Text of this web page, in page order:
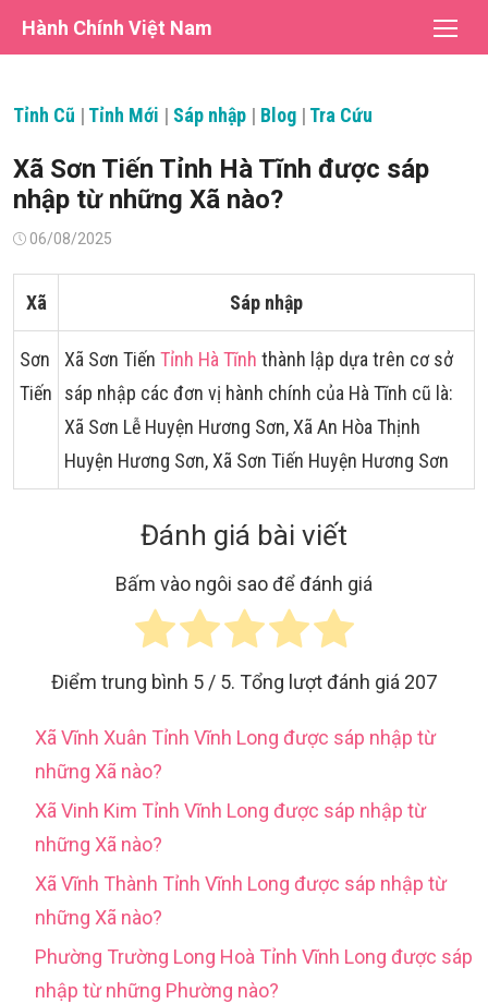
Hành Chính Việt Nam
Tỉnh Cũ | Tỉnh Mới | Sáp nhập | Blog | Tra Cứu
Xã Sơn Tiến Tỉnh Hà Tĩnh được sáp
nhập từ những Xã nào?
Đăng06/08/2025
Xã Sáp nhập
Sơn
Tiến
Xã Sơn Tiến Tỉnh Hà Tĩnh thành lập dựa trên cơ sở
sáp nhập các đơn vị hành chính của Hà Tĩnh cũ là:
Xã Sơn Lễ Huyện Hương Sơn, Xã An Hòa Thịnh
Huyện Hương Sơn, Xã Sơn Tiến Huyện Hương Sơn
Đánh giá bài viết
Bấm vào ngôi sao để đánh giá
Điểm trung bình 5 / 5. Tổng lượt đánh giá 207
Xã Vĩnh Xuân Tỉnh Vĩnh Long được sáp nhập từ
những Xã nào?
Xã Vinh Kim Tỉnh Vĩnh Long được sáp nhập từ
những Xã nào?
Xã Vĩnh Thành Tỉnh Vĩnh Long được sáp nhập từ
những Xã nào?
Phường Trường Long Hoà Tỉnh Vĩnh Long được sáp
nhập từ những Phường nào?